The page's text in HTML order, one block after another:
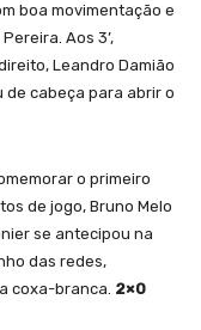
boa movimentação e
Aos 3’,
Leandro Damião
de cabeça para abrir o
o primeiro
de jogo, Bruno Melo
se antecipou na
das redes,
coxa-branca. 2×0